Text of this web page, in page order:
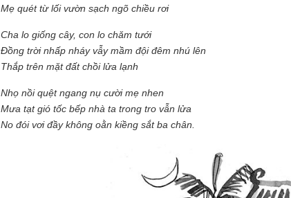
Mẹ quét từ lối vườn sạch ngõ chiều rơi
Cha lo giống cây, con lo chăm tưới
Đồng trời nhấp nháy vẫy mầm đội đêm nhú lên
Thắp trên mặt đất chồi lửa lạnh
Nhọ nồi quệt ngang nụ cười mẹ nhen
Mưa tạt gió tốc bếp nhà ta trong tro vẫn lửa
No đói vơi đầy không oằn kiềng sắt ba chân.